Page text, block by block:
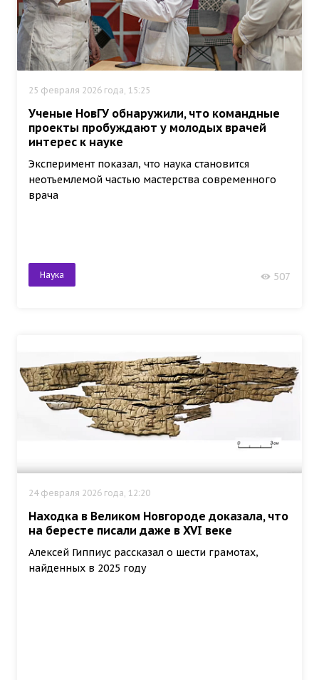
25 февраля 2026 года, 15:25
Ученые НовГУ обнаружили, что командные
проекты пробуждают у молодых врачей
интерес к науке
Эксперимент показал, что наука становится
неотъемлемой частью мастерства современного
врача
Наука 507
24 февраля 2026 года, 12:20
Находка в Великом Новгороде доказала, что
на бересте писали даже в XVI веке
Алексей Гиппиус рассказал о шести грамотах,
найденных в 2025 году